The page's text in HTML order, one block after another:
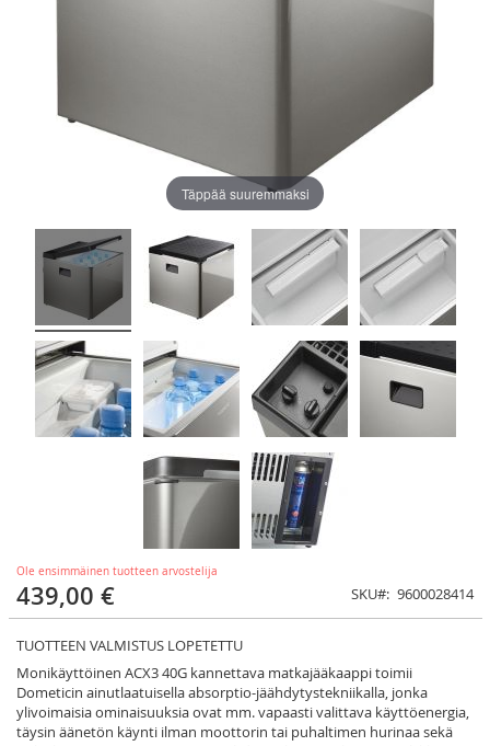
Ole ensimmäinen tuotteen arvostelija
439,00 € SKU 9600028414
TUOTTEEN VALMISTUS LOPETETTU
Monikäyttöinen ACX3 40G kannettava matkajääkaappi toimii
Dometicin ainutlaatuisella absorptio-jäähdytystekniikalla, jonka
ylivoimaisia ominaisuuksia ovat mm. vapaasti valittava käyttöenergia,
täysin äänetön käynti ilman moottorin tai puhaltimen hurinaa sekä
Täppää suuremmaksi